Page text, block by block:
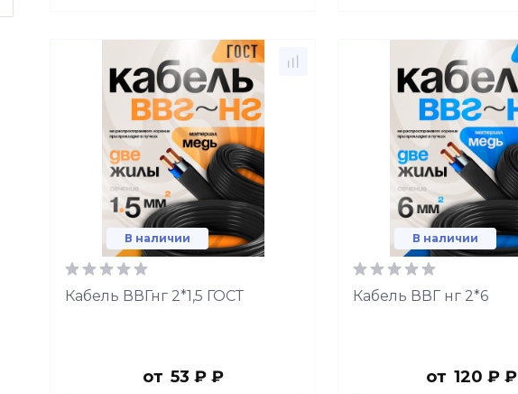
В наличии
Кабель ВВГнг 2*1,5 ГОСТ
от 53 ₽ ₽
В наличии
Кабель ВВГ нг 2*6
от 120 ₽ ₽